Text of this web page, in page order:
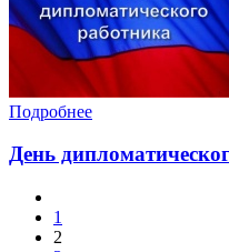
Подробнее
День
1
2